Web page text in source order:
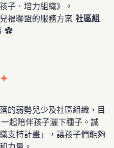
子．培力組織》。
福聯盟的服務方案 社區組
✿
的弱勢兒少及社區組織，目
起陪伴孩子灑下種子。誠
支持計畫」，讓孩子們能夠